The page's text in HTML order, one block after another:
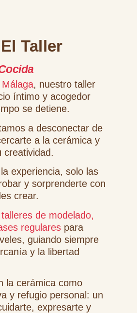
Taller
Málaga, nuestro taller
íntimo y acogedor
se detiene.
a desconectar de
a la cerámica y
creatividad.
experiencia, solo las
y sorprenderte con
crear.
talleres de modelado,
regulares para
guiando siempre
y la libertad
la cerámica como
y refugio personal: un
expresarte y